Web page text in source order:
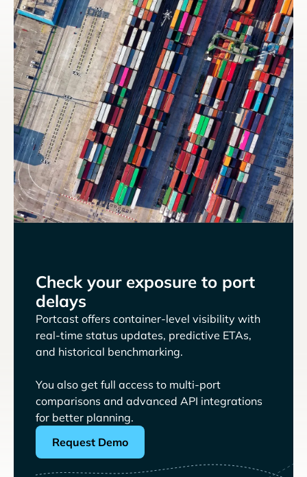
Check your exposure to port
delays
Portcast offers container-level visibility with
real-time status updates, predictive ETAs,
and historical benchmarking.
You also get full access to multi-port
comparisons and advanced API integrations
for better planning.
Request Demo